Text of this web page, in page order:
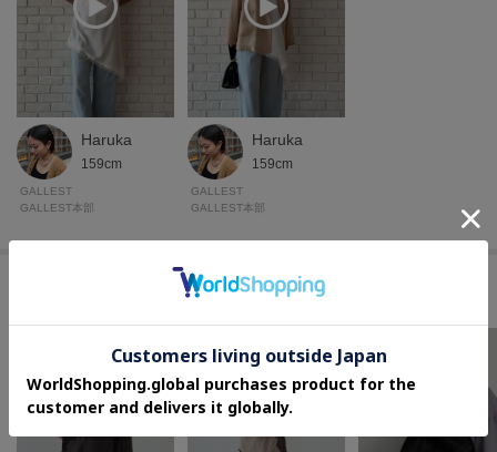
Haruka
159cm
GALLEST
GALLEST本部
Haruka
159cm
GALLEST
GALLEST本部
このアイテムに似ているアイテム